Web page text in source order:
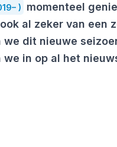
)
momenteel
al zeker van een
we dit nieuwe
in op al het